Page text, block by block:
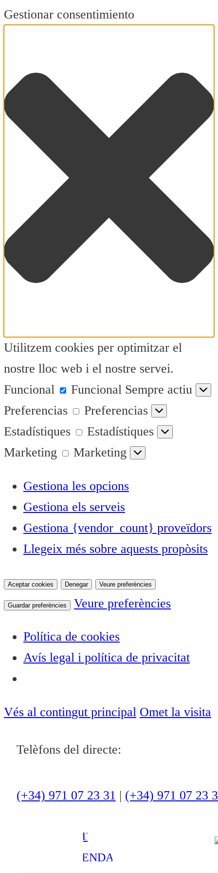
Gestionar consentimiento
Utilitzem cookies per optimitzar el
nostre lloc web i el nostre servei.
Funcional
Funcional Sempre actiu
Preferencias
Preferencias
Estadístiques
Estadístiques
Marketing
Marketing
Gestiona les opcions
Gestiona els serveis
Gestiona {vendor_count} proveïdors
Llegeix més sobre aquests propòsits
Aceptar cookies Denegar Veure preferències
Guardar preferències Veure preferències
Política de cookies
Avís legal i política de privacitat
Vés al contingut principal Omet la visita
Telèfons del directe:
(+34) 971 07 23 31 | (+34) 971 07 23
ACTUALITAT
OCI
ENTREVISTES
AMBIENT
AGENDA